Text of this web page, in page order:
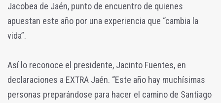
Jacobea de Jaén, punto de encuentro de quienes
apuestan este año por una experiencia que “cambia la
vida”.
Así lo reconoce el presidente, Jacinto Fuentes, en
declaraciones a EXTRA Jaén. “Este año hay muchísimas
personas preparándose para hacer el camino de Santiago